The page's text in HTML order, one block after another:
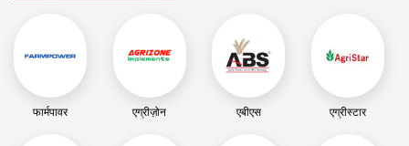
फार्मपावर एग्रीज़ोन एबीएस एग्रीस्टार